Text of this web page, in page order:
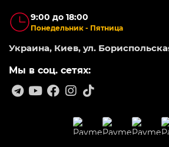
9:00 до 18:00
Понедельник - Пятница
Украина, Киев, ул.
Мы в соц. сетях: